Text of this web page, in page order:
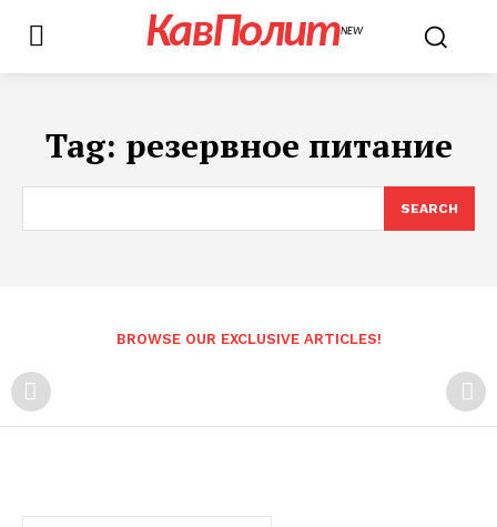
КавПолитNEW
Tag: резервное питание
SEARCH
BROWSE OUR EXCLUSIVE ARTICLES!